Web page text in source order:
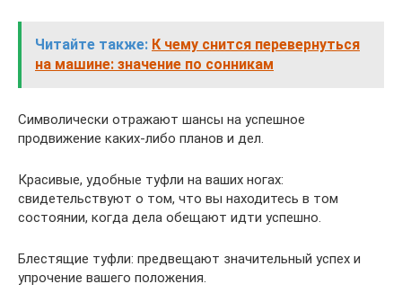
Читайте также: К чему снится перевернуться
на машине: значение по сонникам
Символически отражают шансы на успешное
продвижение каких-либо планов и дел.
Красивые, удобные туфли на ваших ногах:
свидетельствуют о том, что вы находитесь в том
состоянии, когда дела обещают идти успешно.
Блестящие туфли: предвещают значительный успех и
упрочение вашего положения.